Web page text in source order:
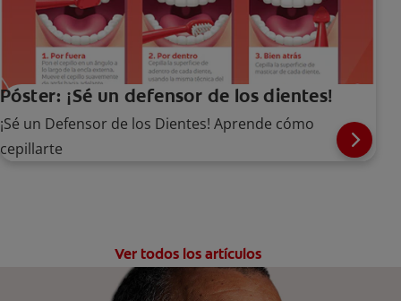
Póster: ¡Sé un defensor de los dientes!
¡Sé un Defensor de los Dientes! Aprende cómo
cepillarte
Ver todos los artículos